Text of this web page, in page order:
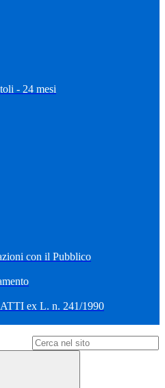
- 24 mesi
con il Pubblico
ex L. n. 241/1990